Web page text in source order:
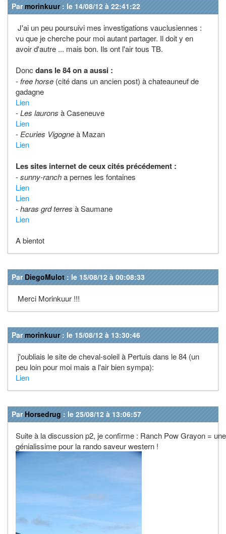
Parmorinkuur: le 14/08/12 à 22:41:22
J'ai un peu poursuivi mes investigations vauclusiennes :
vu que je cherche pour moi autant partager. Il doit y en
avoir d'autre ... mais bon. Ils ont l'air tous TB.
Donc dans le 84 on a aussi :
- free horse (cité dans un ancien post) à chateauneuf de
gadagne
Lien
-Les laurons à Caseneuve
Lien
- Ecuries Vigogneà Mazan
Lien
Les sites internet de ceux cités précédement :
-sunny-rancha pernes les fontaines
Lien
Lien
-haras grd terres à Saumane
Lien
A bientot
Par DiegoMulot : le 15/08/12 à 00:08:33
Merci Morinkuur !!!
Parmorinkuur: le 15/08/12 à 13:30:46
j'oubliais le site de cheval-soleil à Pertuis dans le 84 (un
peu loin pour moi mais a l'air bien sympa):
Lien
Par Horsedrug : le 25/08/12 à 13:06:57
Suite à la discussion p2, je confirme : Ranch Pow Grayon =
génialissime pour la rando saveur western !